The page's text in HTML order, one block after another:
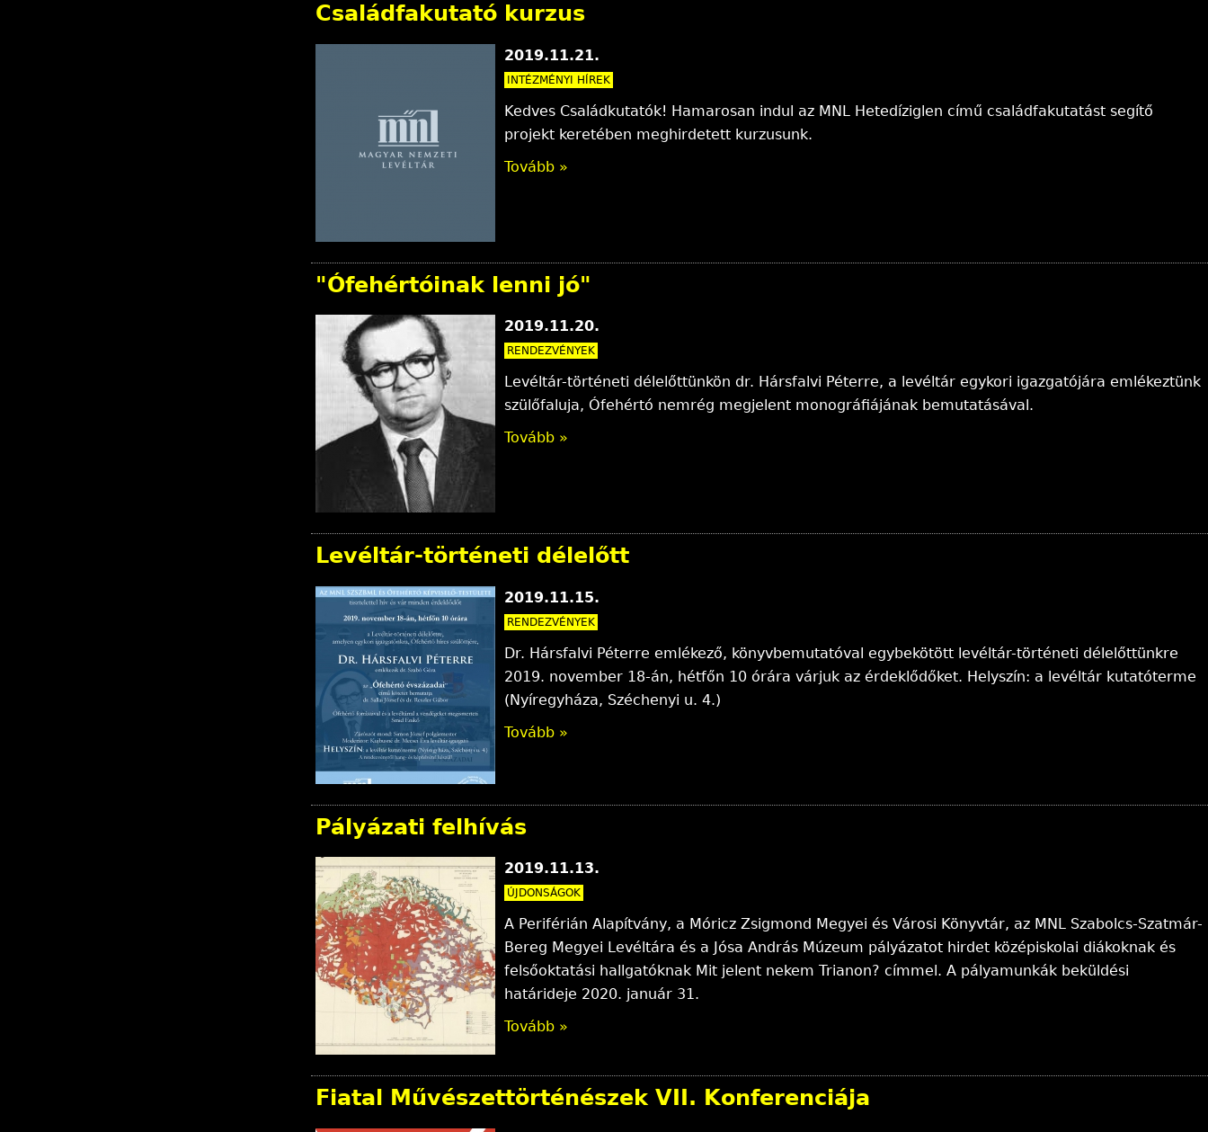
Családfakutató kurzus
2019.11.21.
INTÉZMÉNYI HÍREK
Kedves Családkutatók! Hamarosan indul az MNL Hetedíziglen című családfakutatást segítő
projekt keretében meghirdetett kurzusunk.
Tovább »
"Ófehértóinak lenni jó"
2019.11.20.
RENDEZVÉNYEK
Levéltár-történeti délelőttünkön dr. Hársfalvi Péterre, a levéltár egykori igazgatójára emlékeztünk
szülőfaluja, Ófehértó nemrég megjelent monográfiájának bemutatásával.
Tovább »
Levéltár-történeti délelőtt
2019.11.15.
RENDEZVÉNYEK
Dr. Hársfalvi Péterre emlékező, könyvbemutatóval egybekötött levéltár-történeti délelőttünkre
2019. november 18-án, hétfőn 10 órára várjuk az érdeklődőket. Helyszín: a levéltár kutatóterme
(Nyíregyháza, Széchenyi u. 4.)
Tovább »
Pályázati felhívás
2019.11.13.
ÚJDONSÁGOK
A Periférián Alapítvány, a Móricz Zsigmond Megyei és Városi Könyvtár, az MNL Szabolcs-Szatmár-
Bereg Megyei Levéltára és a Jósa András Múzeum pályázatot hirdet középiskolai diákoknak és
felsőoktatási hallgatóknak Mit jelent nekem Trianon? címmel. A pályamunkák beküldési
határideje 2020. január 31.
Tovább »
Fiatal Művészettörténészek VII. Konferenciája